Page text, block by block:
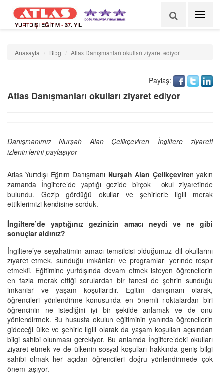
YURTDIŞI EĞİTİM - 37. YIL
Anasayfa Blog Atlas Danışmanları okulları ziyaret ediyor
Atlas Danışmanları okulları ziyaret ediyor
Paylaş:
Danışmanımız Nurşah Alan Çelikçeviren İngiltere ziyareti
izlenimlerini paylaşıyor
Atlas Yurtdışı Eğitim Danışmanı Nurşah Alan Çelikçeviren yakın
zamanda İngiltere’de yaptığı gezide birçok okul ziyaretinde
bulundu. Gezip gördüğü okullar ve şehirlerle ilgili merak
ettiklerimizi kendisine sorduk.
İngiltere’de yaptığınız gezinizin amacı neydi ve ne gibi
sonuçlar aldınız?
İngiltere’ye seyahatimin amacı temsilcisi olduğumuz dil okullarını
ziyaret etmek, sunduğu imkânları ve programları yerinde tespit
etmekti. Eğitimine yurtdışında devam etmek isteyen öğrencilerin
en fazla merak ettiği sorulardan bir tanesi de şehrin sunduğu
imkânlar ve yaşam koşullarıdır. Eğitim danışmanı olarak,
öğrencileri yönlendirme konusunda en önemli noktalardan biri
öğrencinin ne istediğini iyi bir şekilde anlamak ve de onu
yönlendirmek. Bu hususta okulun eğitiminin yanında öğrencilerin
gideceği ülke ve şehirle ilgili olarak da yaşam koşulları açısından
bilgi sahibi olunması gerekiyor. Bu anlamda İngiltere’deki okulları
ziyaret etmek ve de ülkenin sosyal koşulları hakkında geniş bilgi
sahibi olmak her açıdan öğrencileri doğru yönlendirmede çok
önem taşıyor.